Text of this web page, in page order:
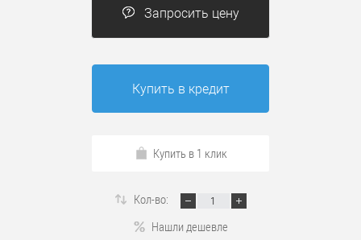
Запросить цену
Купить в кредит
Купить в 1 клик
Кол-во:
Нашли дешевле